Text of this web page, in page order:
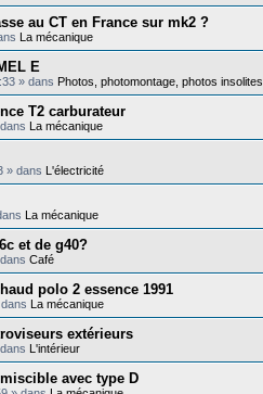
au CT en France sur mk2 ?
La mécanique
E
» dans Photos, photomontage, photos insolites
T2 carburateur
La mécanique
» dans L'électricité
La mécanique
et de g40?
Café
polo 2 essence 1991
La mécanique
extérieurs
L'intérieur
avec type D